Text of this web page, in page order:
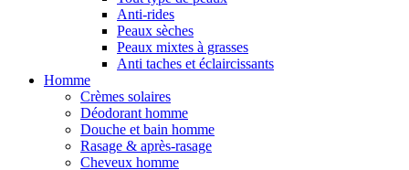
Anti-rides
Peaux sèches
Peaux mixtes à grasses
Anti taches et éclaircissants
Homme
Crèmes solaires
Déodorant homme
Douche et bain homme
Rasage & après-rasage
Cheveux homme